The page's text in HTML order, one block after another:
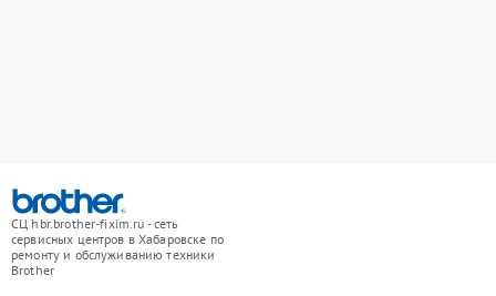
СЦ hbr.brother-fixim.ru - сеть
сервисных центров в Хабаровске по
ремонту и обслуживанию техники
Brother